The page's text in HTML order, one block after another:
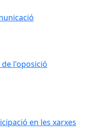
l'oposició
en les xarxes